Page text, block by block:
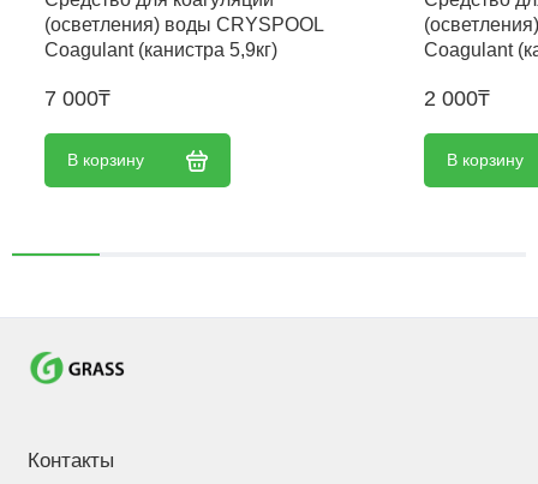
(осветления) воды CRYSPOOL
Coagulant (канистра 5,9кг)
7 000₸
В корзину
Coagulant
2 000₸
В корзину
Контакты